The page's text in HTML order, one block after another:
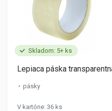
Skladom: 5+ ks
Lepiaca páska
pásky
V kartóne: 36 ks